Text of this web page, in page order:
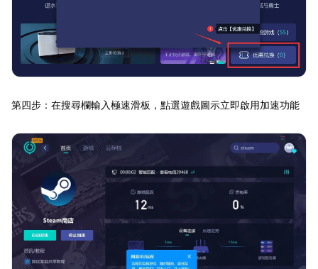
第四步：在搜尋欄輸入極速滑板，點選遊戲圖示立即啟用加速功能